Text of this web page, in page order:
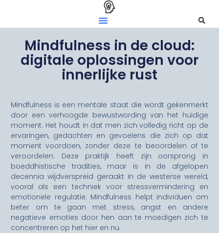
Mindfulness in de cloud:
digitale oplossingen voor
innerlijke rust
Mindfulness is een mentale staat die wordt gekenmerkt
door een verhoogde bewustwording van het huidige
moment. Het houdt in dat men zich volledig richt op de
ervaringen, gedachten en gevoelens die zich op dat
moment voordoen, zonder deze te beoordelen of te
veroordelen. Deze praktijk heeft zijn oorsprong in
boeddhistische tradities, maar is in de afgelopen
decennia wijdverspreid geraakt in de westerse wereld,
vooral als een techniek voor stressvermindering en
emotionele regulatie. Mindfulness helpt individuen om
beter om te gaan met stress, angst en andere
negatieve emoties door hen aan te moedigen zich te
concentreren op het hier en nu.